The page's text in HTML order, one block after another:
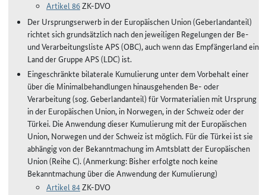
Artikel 86ZK-DVO
Der Ursprungserwerb in der Europäischen Union (Geberlandanteil)
richtet sich grundsätzlich nach den jeweiligen Regelungen der Be-
und Verarbeitungsliste APS (OBC), auch wenn das Empfängerland ein
Land der Gruppe APS (LDC) ist.
Eingeschränkte bilaterale Kumulierung unter dem Vorbehalt einer
über die Minimalbehandlungen hinausgehenden Be- oder
Verarbeitung (sog. Geberlandanteil) für Vormaterialien mit Ursprung
in der Europäischen Union, in Norwegen, in der Schweiz oder der
Türkei. Die Anwendung dieser Kumulierung mit der Europäischen
Union, Norwegen und der Schweiz ist möglich. Für die Türkei ist sie
abhängig von der Bekanntmachung im Amtsblatt der Europäischen
Union (Reihe C). (Anmerkung: Bisher erfolgte noch keine
Bekanntmachung über die Anwendung der Kumulierung)
Artikel 84ZK-DVO